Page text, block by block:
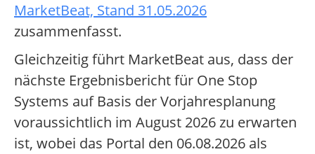
MarketBeat, Stand 31.05.2026
zusammenfasst.
Gleichzeitig führt MarketBeat aus, dass der
nächste Ergebnisbericht für One Stop
Systems auf Basis der Vorjahresplanung
voraussichtlich im August 2026 zu erwarten
ist, wobei das Portal den 06.08.2026 als